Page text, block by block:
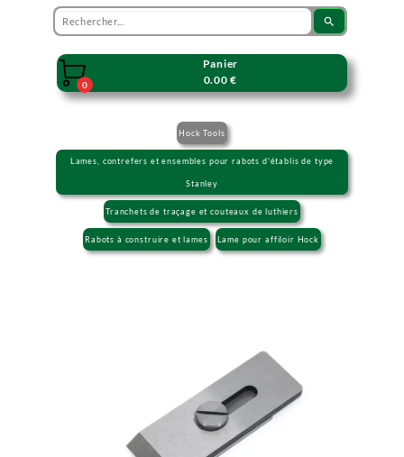
search

0
Panier
0.00 €
Hock Tools
Lames, contrefers et ensembles pour rabots d'établis de type
Stanley
Tranchets de traçage et couteaux de luthiers
Rabots à construire et lames Lame pour affiloir Hock